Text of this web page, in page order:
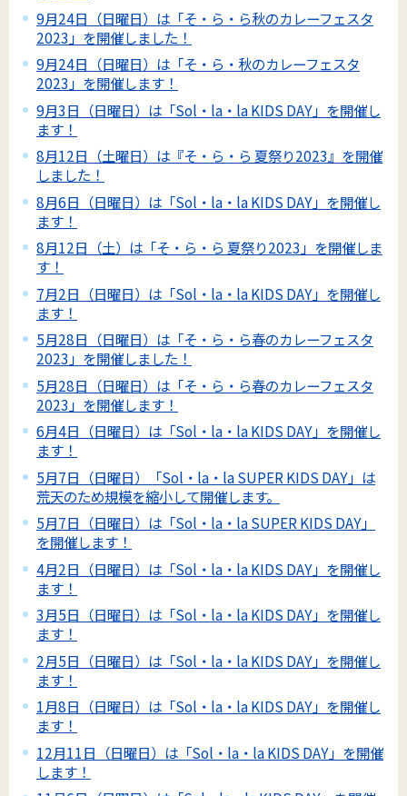
9月24日（日曜日）は「そ・ら・ら秋のカレーフェスタ
2023」を開催しました！
9月24日（日曜日）は「そ・ら・秋のカレーフェスタ
2023」を開催します！
9月3日（日曜日）は「Sol・la・la KIDS DAY」を開催し
ます！
8月12日（土曜日）は『そ・ら・ら 夏祭り2023』を開催
しました！
8月6日（日曜日）は「Sol・la・la KIDS DAY」を開催し
ます！
8月12日（土）は「そ・ら・ら 夏祭り2023」を開催しま
す！
7月2日（日曜日）は「Sol・la・la KIDS DAY」を開催し
ます！
5月28日（日曜日）は「そ・ら・ら春のカレーフェスタ
2023」を開催しました！
5月28日（日曜日）は「そ・ら・ら春のカレーフェスタ
2023」を開催します！
6月4日（日曜日）は「Sol・la・la KIDS DAY」を開催し
ます！
5月7日（日曜日）「Sol・la・la SUPER KIDS DAY」は
荒天のため規模を縮小して開催します。
5月7日（日曜日）は「Sol・la・la SUPER KIDS DAY」
を開催します！
4月2日（日曜日）は「Sol・la・la KIDS DAY」を開催し
ます！
3月5日（日曜日）は「Sol・la・la KIDS DAY」を開催し
ます！
2月5日（日曜日）は「Sol・la・la KIDS DAY」を開催し
ます！
1月8日（日曜日）は「Sol・la・la KIDS DAY」を開催し
ます！
12月11日（日曜日）は「Sol・la・la KIDS DAY」を開催
します！